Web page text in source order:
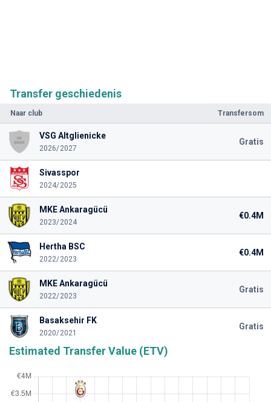
Transfer geschiedenis
Naar club Transfersom
VSG Altglienicke
2026/2027
Gratis
Sivasspor
2024/2025
MKE Ankaragücü
2023/2024
€0.4M
Hertha BSC
2022/2023
€0.4M
MKE Ankaragücü
2022/2023
Gratis
Basaksehir FK
2020/2021
Gratis
Estimated Transfer Value (ETV)